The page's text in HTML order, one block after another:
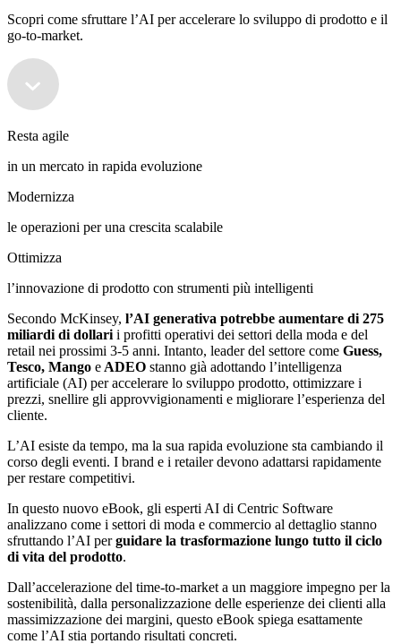
Scopri come sfruttare l’AI per accelerare lo sviluppo di prodotto e il
go-to-market.
Resta agile
in un mercato in rapida evoluzione
Modernizza
le operazioni per una crescita scalabile
Ottimizza
l’innovazione di prodotto con strumenti più intelligenti
Secondo McKinsey, l’AI generativa potrebbe aumentare di 275
miliardi di dollari i profitti operativi dei settori della moda e del
retail nei prossimi 3-5 anni. Intanto, leader del settore come Guess,
Tesco, Mango e ADEO stanno già adottando l’intelligenza
artificiale (AI) per accelerare lo sviluppo prodotto, ottimizzare i
prezzi, snellire gli approvvigionamenti e migliorare l’esperienza del
cliente.
L’AI esiste da tempo, ma la sua rapida evoluzione sta cambiando il
corso degli eventi. I brand e i retailer devono adattarsi rapidamente
per restare competitivi.
In questo nuovo eBook, gli esperti AI di Centric Software
analizzano come i settori di moda e commercio al dettaglio stanno
sfruttando l’AI perguidare la trasformazione lungo tutto il ciclo
di vita del prodotto.
Dall’accelerazione del time-to-market a un maggiore impegno per la
sostenibilità, dalla personalizzazione delle esperienze dei clienti alla
massimizzazione dei margini, questo eBook spiega esattamente
come l’AI stia portando risultati concreti.